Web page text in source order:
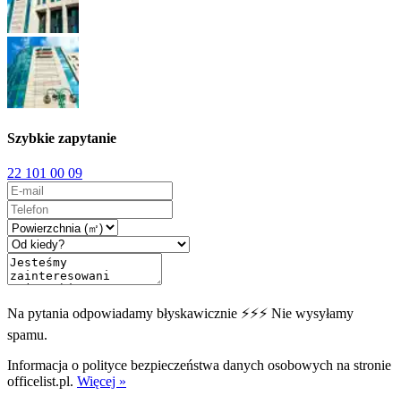
Szybkie zapytanie
22 101 00 09
Na pytania odpowiadamy błyskawicznie ⚡⚡⚡ Nie wysyłamy
spamu.
Informacja o polityce bezpieczeństwa danych osobowych na stronie
officelist.pl. Więcej »